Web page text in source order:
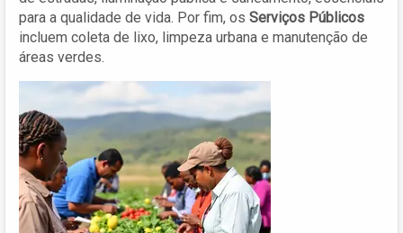
para a qualidade de vida. Por fim, os Serviços Públicos
incluem coleta de lixo, limpeza urbana e manutenção de
áreas verdes.